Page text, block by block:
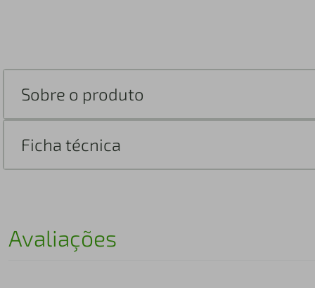
Sobre o produto
Ficha técnica
Avaliações